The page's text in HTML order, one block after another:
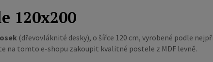
120x200
(dřevovláknité desky), o šířce 120 cm, vyrobené podle
na tomto e-shopu zakoupit kvalitné postele z MDF levně.